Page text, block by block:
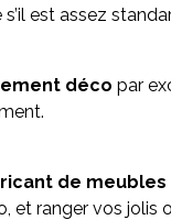
est assez
déco par
de meubles
et ranger vos jolis